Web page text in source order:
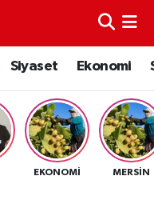
Siyaset Ekonomi
EKONOMI MERSIN